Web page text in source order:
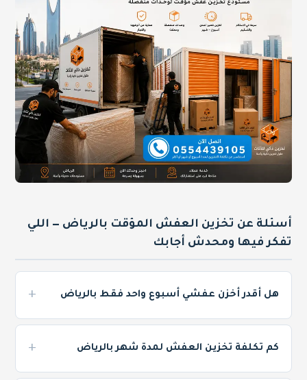
أسئلة عن تخزين العفش المؤقت بالرياض — اللي
تفكر فيها ومحدش أجابك
هل أقدر أخزن عفشي أسبوع واحد فقط بالرياض
نعم تقدر. في شركة العالمية ما في حد أدنى صارم — بعض
العملاء خزنوا 3 أيام و5 أيام حسب حاجتهم.
تخزين عفش لمدةكم تكلفة تخزين العفش لمدة شهر بالرياض